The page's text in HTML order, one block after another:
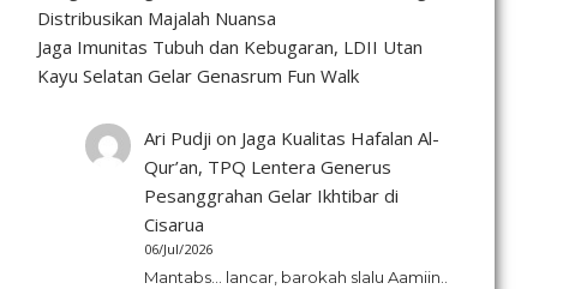
Distribusikan Majalah Nuansa
Jaga Imunitas Tubuh dan Kebugaran, LDII Utan
Kayu Selatan Gelar Genasrum Fun Walk
Ari Pudji on Jaga Kualitas Hafalan Al-
Qur’an, TPQ Lentera Generus
Pesanggrahan Gelar Ikhtibar di
Cisarua
06/Jul/2026
Mantabs... lancar, barokah slalu Aamiin..